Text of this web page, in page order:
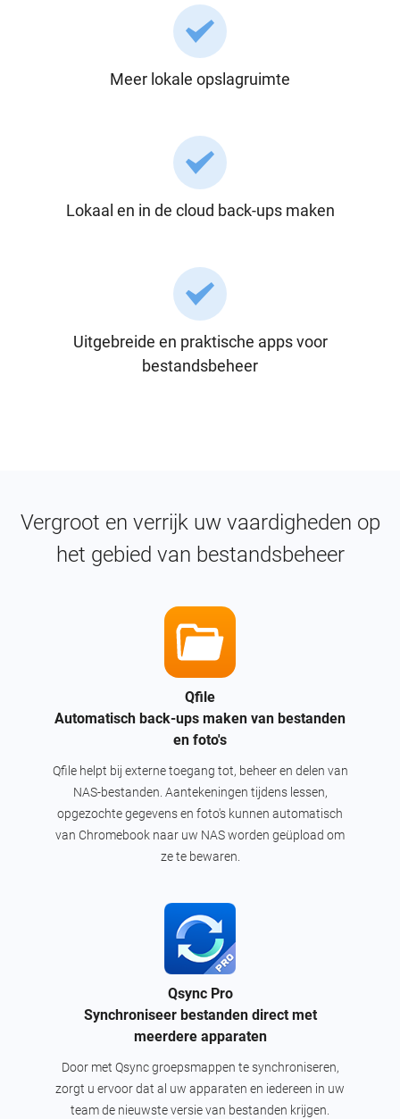
Meer lokale opslagruimte
Lokaal en in de cloud back-ups maken
Uitgebreide en praktische apps voor
bestandsbeheer
Vergroot en verrijk uw vaardigheden op
het gebied van bestandsbeheer
Qfile
Automatisch back-ups maken van bestanden
en foto's
Qfile helpt bij externe toegang tot, beheer en delen van
NAS-bestanden. Aantekeningen tijdens lessen,
opgezochte gegevens en foto's kunnen automatisch
van Chromebook naar uw NAS worden geüpload om
ze te bewaren.
Qsync Pro
Synchroniseer bestanden direct met
meerdere apparaten
Door met Qsync groepsmappen te synchroniseren,
zorgt u ervoor dat al uw apparaten en iedereen in uw
team de nieuwste versie van bestanden krijgen.